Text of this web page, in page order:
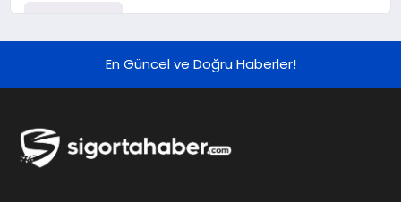
Finansal Sonuçlarını Açıkladı
Grup Müdürü Olarak Atandı
En Güncel ve Doğru Haberler!